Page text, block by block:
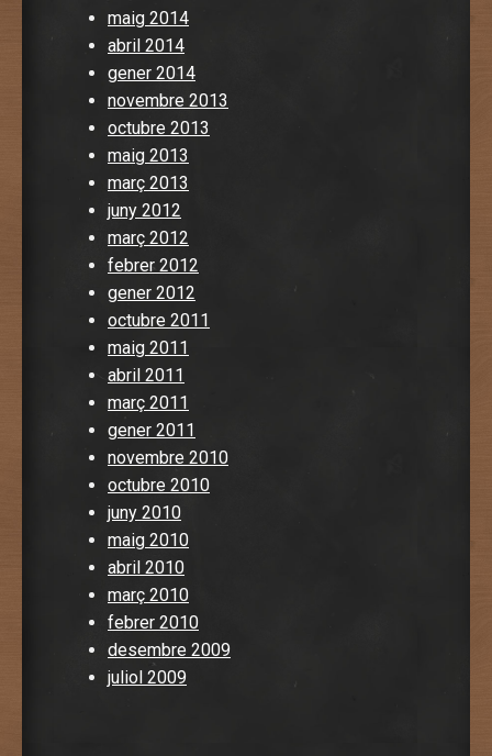
maig 2014
abril 2014
gener 2014
novembre 2013
octubre 2013
maig 2013
març 2013
juny 2012
març 2012
febrer 2012
gener 2012
octubre 2011
maig 2011
abril 2011
març 2011
gener 2011
novembre 2010
octubre 2010
juny 2010
maig 2010
abril 2010
març 2010
febrer 2010
desembre 2009
juliol 2009